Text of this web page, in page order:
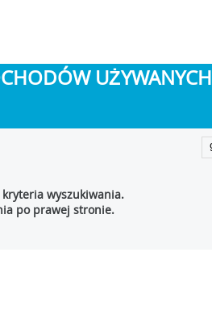
UŻYWANYCH
wyszukiwania.
po prawej stronie.